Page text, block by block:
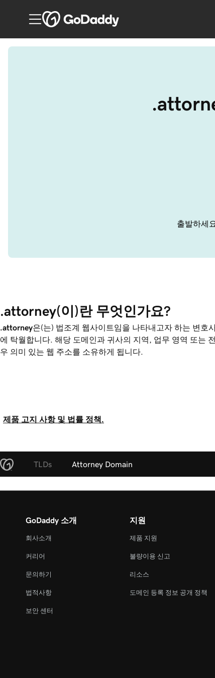
출발하세
.attorney(이)란 무엇인가요?
.attorney은(는) 법조계 웹사이트임을 나타내고자 하는 변호
에 탁월합니다. 해당 도메인과 귀사의 지역, 업무 영역 또는
우 의미 있는 웹 주소를 소유하게 됩니다.
제품 고지 사항 및 법률 정책.
TLDs Attorney Domain
GoDaddy 소개
회사소개
커리어
문의하기
법적사항
보안 센터
지원
제품 지원
불량이용 신고
리소스
도메인 등록 정보 공개 정책